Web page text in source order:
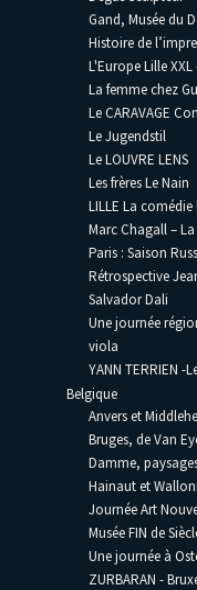
Gand, Musée du
Histoire de
L'Europe Lille
La femme chez
Le CARAVAGE
Le Jugendstil
Le LOUVRE LENS
Les frères Le Nain
LILLE La
Marc Chagall –
Paris : Saison
Rétrospective
Salvador Dali
Une journée
viola
YANN TERRIEN
Belgique
Anvers et
Bruges, de Van
Damme,
Hainaut et
Journée Art
Musée FIN de
Une journée à
ZURBARAN -